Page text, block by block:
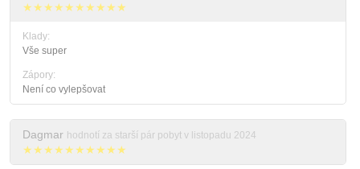
★★★★★★★★★★
Klady:
Vše super
Zápory:
Není co vylepšovat
Dagmar hodnotí za starší pár pobyt v listopadu 2024
★★★★★★★★★★